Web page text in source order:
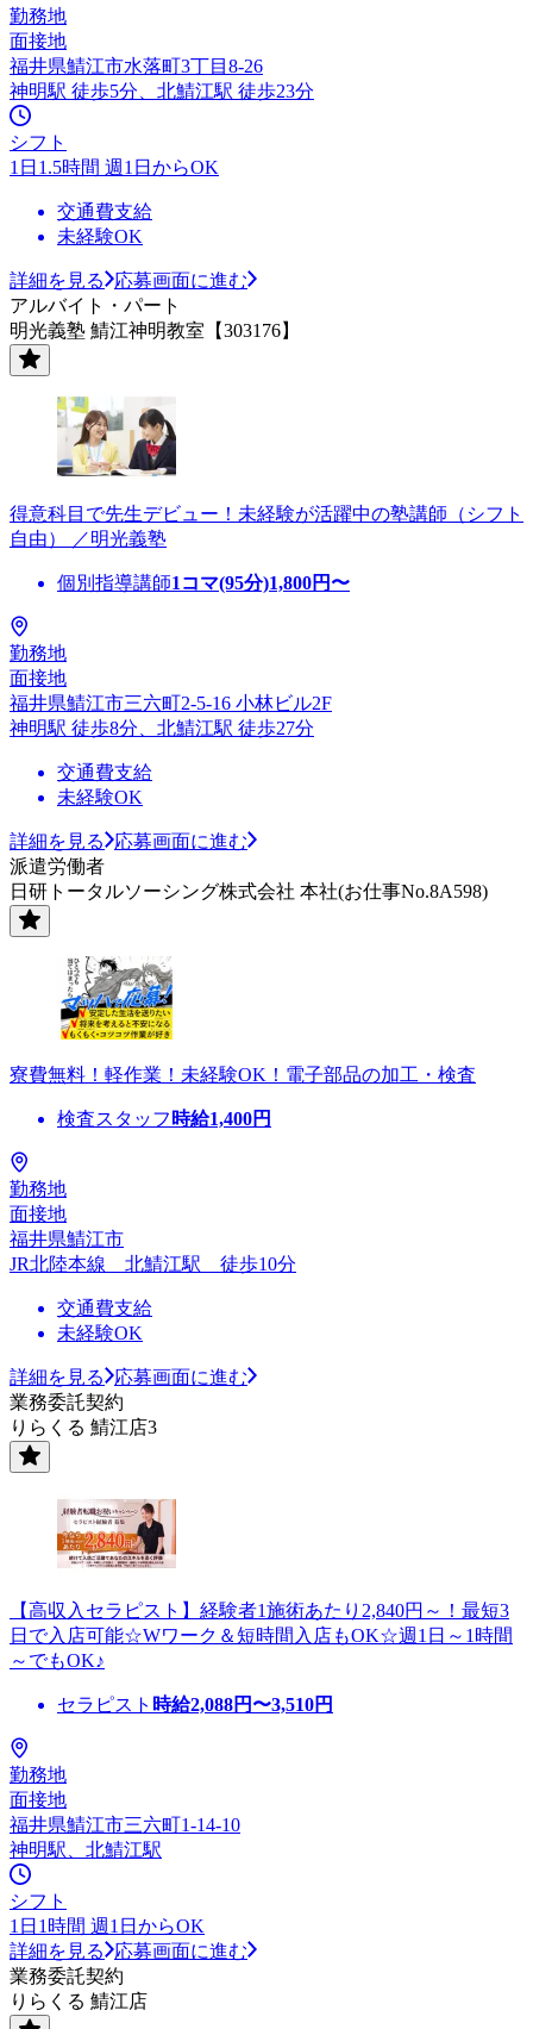
勤務地
面接地
福井県鯖江市水落町3丁目8-26
神明駅 徒歩5分、北鯖江駅 徒歩23分
シフト
1日1.5時間 週1日からOK
交通費支給
未経験OK
詳細を見る
応募画面に進む
アルバイト・パート
明光義塾 鯖江神明教室【303176】
得意科目で先生デビュー！未経験が活躍中の塾講師（シフト
自由） ／明光義塾
個別指導講師1コマ(95分)1,800円〜
勤務地
面接地
福井県鯖江市三六町2-5-16 小林ビル2F
神明駅 徒歩8分、北鯖江駅 徒歩27分
交通費支給
未経験OK
詳細を見る
応募画面に進む
派遣労働者
日研トータルソーシング株式会社 本社(お仕事No.8A598)
寮費無料！軽作業！未経験OK！電子部品の加工・検査
検査スタッフ 時給1,400円
勤務地
面接地
福井県鯖江市
JR北陸本線 北鯖江駅 徒歩10分
交通費支給
未経験OK
詳細を見る
応募画面に進む
業務委託契約
りらくる 鯖江店3
【高収入セラピスト】経験者1施術あたり2,840円～！最短3
日で入店可能☆Wワーク＆短時間入店もOK☆週1日～1時間
～でもOK♪
セラピスト 時給2,088円〜3,510円
勤務地
面接地
福井県鯖江市三六町1-14-10
神明駅、北鯖江駅
シフト
1日1時間 週1日からOK
詳細を見る
応募画面に進む
業務委託契約
りらくる 鯖江店